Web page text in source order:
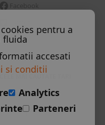
Facebook
Instagram
Skype
Vizitati Bulgaria
Vizitati Grecia
pentru a
fluida
accesati
si conditii
Analytics
Parteneri